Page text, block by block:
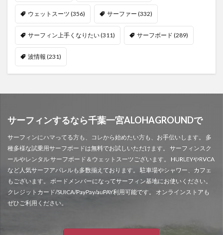
ウェットスーツ (356) サーファー (332)
サーフィン上手くなりたい(311) サーフボード (289)
波情報 (231)
サーフィンするなら千葉一宮ALOHAGROUNDで
サーフィンにハマってる方も、コレから始めたい方も、お手伝いします。 多
種多様な試乗用サーフボードは無料でお試しいただけます。 サーフィンスク
ールやレンタル サーフボード＆ウェットスーツございます。 HURLEYやRVCA
など人気サーフアパレルも多数揃えております。 駐車場やシャワー、カフェ
もございます。 ボードメンバーになってサーフィン基地にお使いください。
クレジットカード/SUICA/PayPay/auPAY利用可能です。 オンラインストアも
ぜひご利用ください。